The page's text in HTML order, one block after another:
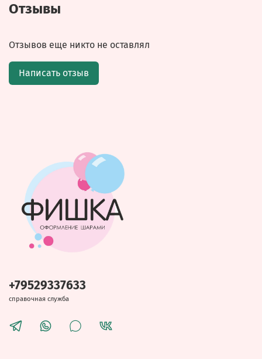
Отзывы
Отзывов еще никто не оставлял
Написать отзыв
+79529337633
справочная служба